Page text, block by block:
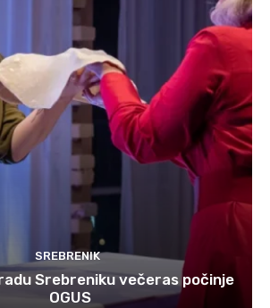
SREBRENIK
Srebreniku večeras počinje
OGUS